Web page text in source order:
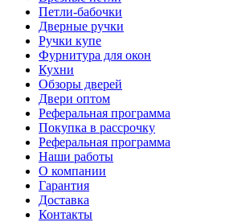
Петли-бабочки
Дверные ручки
Ручки купе
Фурнитура для окон
Кухни
Обзоры дверей
Двери оптом
Реферальная программа
Покупка в рассрочку
Реферальная программа
Наши работы
О компании
Гарантия
Доставка
Контакты